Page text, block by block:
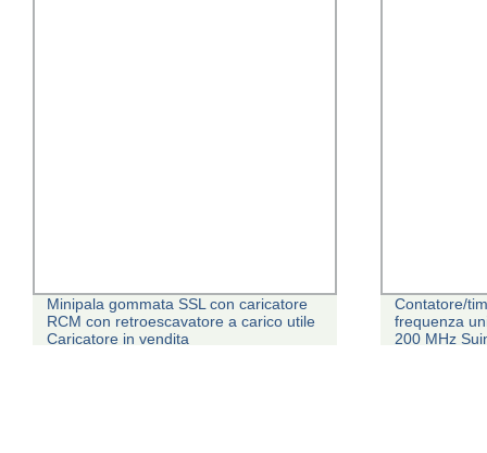
Minipala gommata SSL con caricatore
RCM con retroescavatore a carico utile
Caricatore in vendita
Contatore/
frequenza
200 MHz